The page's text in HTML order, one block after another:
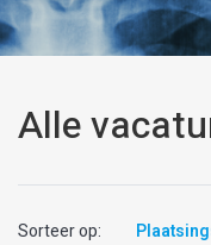
Alle
Sorteer op: